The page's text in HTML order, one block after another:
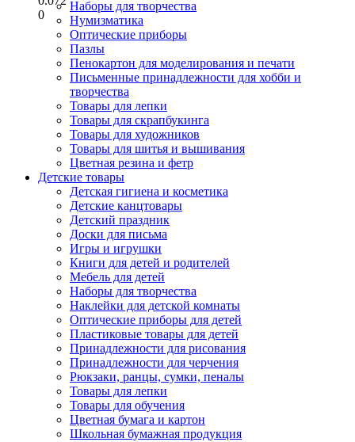
0
Наборы для творчества
Нумизматика
Оптические приборы
Пазлы
Пенокартон для моделирования и печати
Письменные принадлежности для хобби и
творчества
Товары для лепки
Товары для скрапбукинга
Товары для художников
Товары для шитья и вышивания
Цветная резина и фетр
Детские товары
Детская гигиена и косметика
Детские канцтовары
Детский праздник
Доски для письма
Игры и игрушки
Книги для детей и родителей
Мебель для детей
Наборы для творчества
Наклейки для детской комнаты
Оптические приборы для детей
Пластиковые товары для детей
Принадлежности для рисования
Принадлежности для черчения
Рюкзаки, ранцы, сумки, пеналы
Товары для лепки
Товары для обучения
Цветная бумага и картон
Школьная бумажная продукция